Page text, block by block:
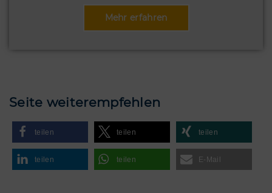
Seite weiterempfehlen
teilen teilen teilen
teilen teilen E-Mail